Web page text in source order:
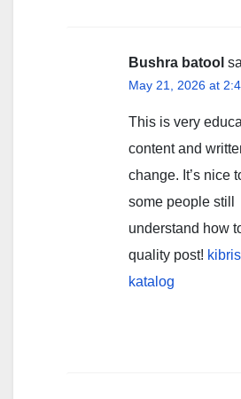
Bushra batool
May 21, 2026 at
This is very
content and
change. It’s nice
some people still
understand how
quality post!
katalog